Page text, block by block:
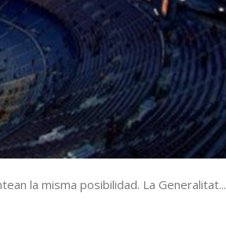
la misma posibilidad. La Generalitat...